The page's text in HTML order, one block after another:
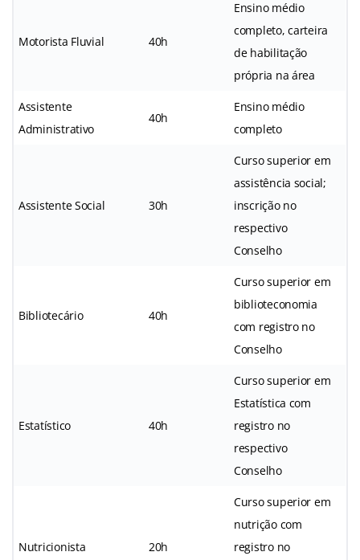
Motorista Fluvial 40h
Ensino médio
completo, carteira
de habilitação
própria na área
Assistente
Administrativo
40h
Ensino médio
completo
Assistente Social 30h
Curso superior em
assistência social;
inscrição no
respectivo
Conselho
Bibliotecário 40h
Curso superior em
biblioteconomia
com registro no
Conselho
Estatístico 40h
Curso superior em
Estatística com
registro no
respectivo
Conselho
Nutricionista 20h
Curso superior em
nutrição com
registro no